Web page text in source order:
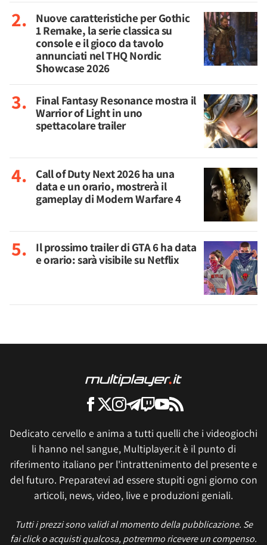
Nuove caratteristiche per Gothic
1 Remake, la serie classica su
console e il gioco da tavolo
annunciati nel THQ Nordic
Showcase 2026
Final Fantasy Resonance mostra il
Warrior of Light in uno
spettacolare trailer
Call of Duty Next 2026 ha una
data e un orario, mostrerà il
gameplay di Modern Warfare 4
Il prossimo trailer di GTA 6 ha data
e orario: sarà visibile su Netflix
Dedicato cervello e anima a tutti quelli che i videogiochi
li hanno nel sangue, Multiplayer.it è il punto di
riferimento italiano per l'intrattenimento del presente e
del futuro. Preparatevi ad essere stupiti ogni giorno con
articoli, news, video, live e produzioni geniali.
Tutti i prezzi sono validi al momento della pubblicazione. Se
fai click o acquisti qualcosa, potremmo ricevere un compenso.